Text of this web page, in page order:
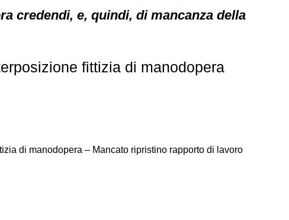
credendi, e, quindi, di mancanza della
fittizia di manodopera
di manodopera – Mancato ripristino rapporto di lavoro